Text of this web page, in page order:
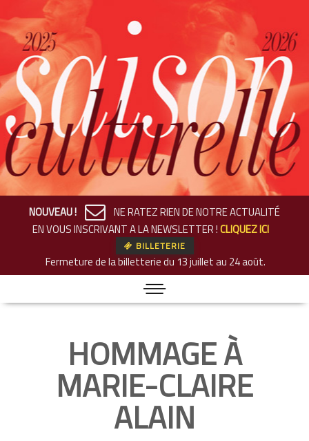
NOUVEAU !
NE RATEZ RIEN DE NOTRE ACTUALITÉ
EN VOUS INSCRIVANT A LA NEWSLETTER !CLIQUEZ ICI
BILLETERIE
Fermeture de la billetteriedu 13 juillet au 24 août.
HOMMAGE À
MARIE-CLAIRE
ALAIN